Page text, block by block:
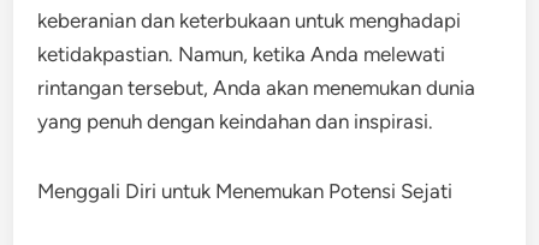
keberanian dan keterbukaan untuk menghadapi
ketidakpastian. Namun, ketika Anda melewati
rintangan tersebut, Anda akan menemukan dunia
yang penuh dengan keindahan dan inspirasi.
Menggali Diri untuk Menemukan Potensi Sejati